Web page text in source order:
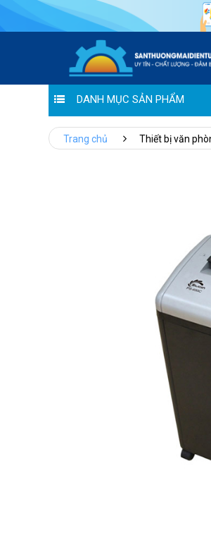
DANH MỤC SẢN PHẨM
Hoàng Liên
Trang chủ Thiết bị văn